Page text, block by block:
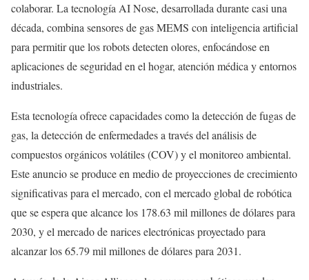
colaborar. La tecnología AI Nose, desarrollada durante casi una
década, combina sensores de gas MEMS con inteligencia artificial
para permitir que los robots detecten olores, enfocándose en
aplicaciones de seguridad en el hogar, atención médica y entornos
industriales.
Esta tecnología ofrece capacidades como la detección de fugas de
gas, la detección de enfermedades a través del análisis de
compuestos orgánicos volátiles (COV) y el monitoreo ambiental.
Este anuncio se produce en medio de proyecciones de crecimiento
significativas para el mercado, con el mercado global de robótica
que se espera que alcance los 178.63 mil millones de dólares para
2030, y el mercado de narices electrónicas proyectado para
alcanzar los 65.79 mil millones de dólares para 2031.